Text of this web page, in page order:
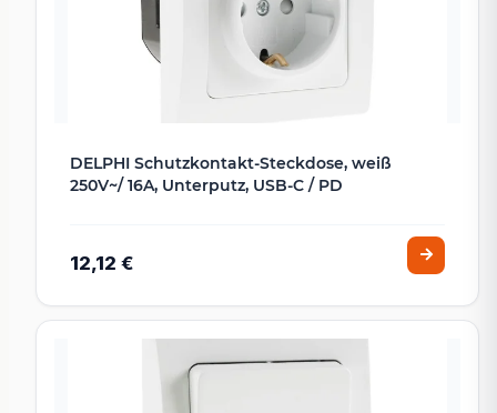
DELPHI Schutzkontakt-Steckdose, weiß
250V~/ 16A, Unterputz, USB-C / PD
12,12 €